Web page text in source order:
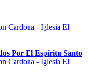
Por El Espíritu Santo